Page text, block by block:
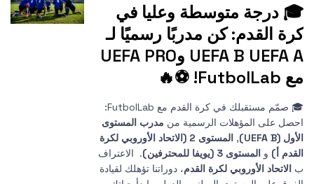
🎓 درجة متوسطة وعليا في
كرة القدم: كن مدربًا رسميًا لـ
UEFA B UEFA A وUEFA PRO
مع FutbolLab! ⚽🔥
🎓 صمّم مستقبلك في كرة القدم مع FutbolLab:
احصل على المؤهلات الرسمية من مدرب المستوى
الأول (UEFA B)
,
المستوى 2 (الاتحاد الأوروبي لكرة
القدم أ) و المستوى 3 (يويفا للمحترفين)
. الاعتراف
ب الاتحاد الأوروبي لكرة القدم، دوراتنا تؤهلك لقيادة